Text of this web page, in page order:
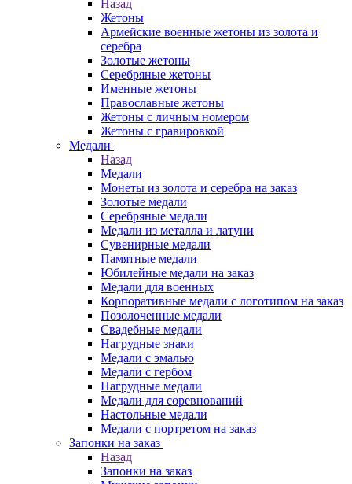
Назад
Жетоны
Армейские военные жетоны из золота и
серебра
Золотые жетоны
Серебряные жетоны
Именные жетоны
Православные жетоны
Жетоны с личным номером
Жетоны с гравировкой
Медали
Назад
Медали
Монеты из золота и серебра на заказ
Золотые медали
Серебряные медали
Медали из металла и латуни
Сувенирные медали
Памятные медали
Юбилейные медали на заказ
Медали для военных
Корпоративные медали с логотипом на заказ
Позолоченные медали
Свадебные медали
Нагрудные знаки
Медали с эмалью
Медали с гербом
Нагрудные медали
Медали для соревнований
Настольные медали
Медали с портретом на заказ
Запонки на заказ
Назад
Запонки на заказ